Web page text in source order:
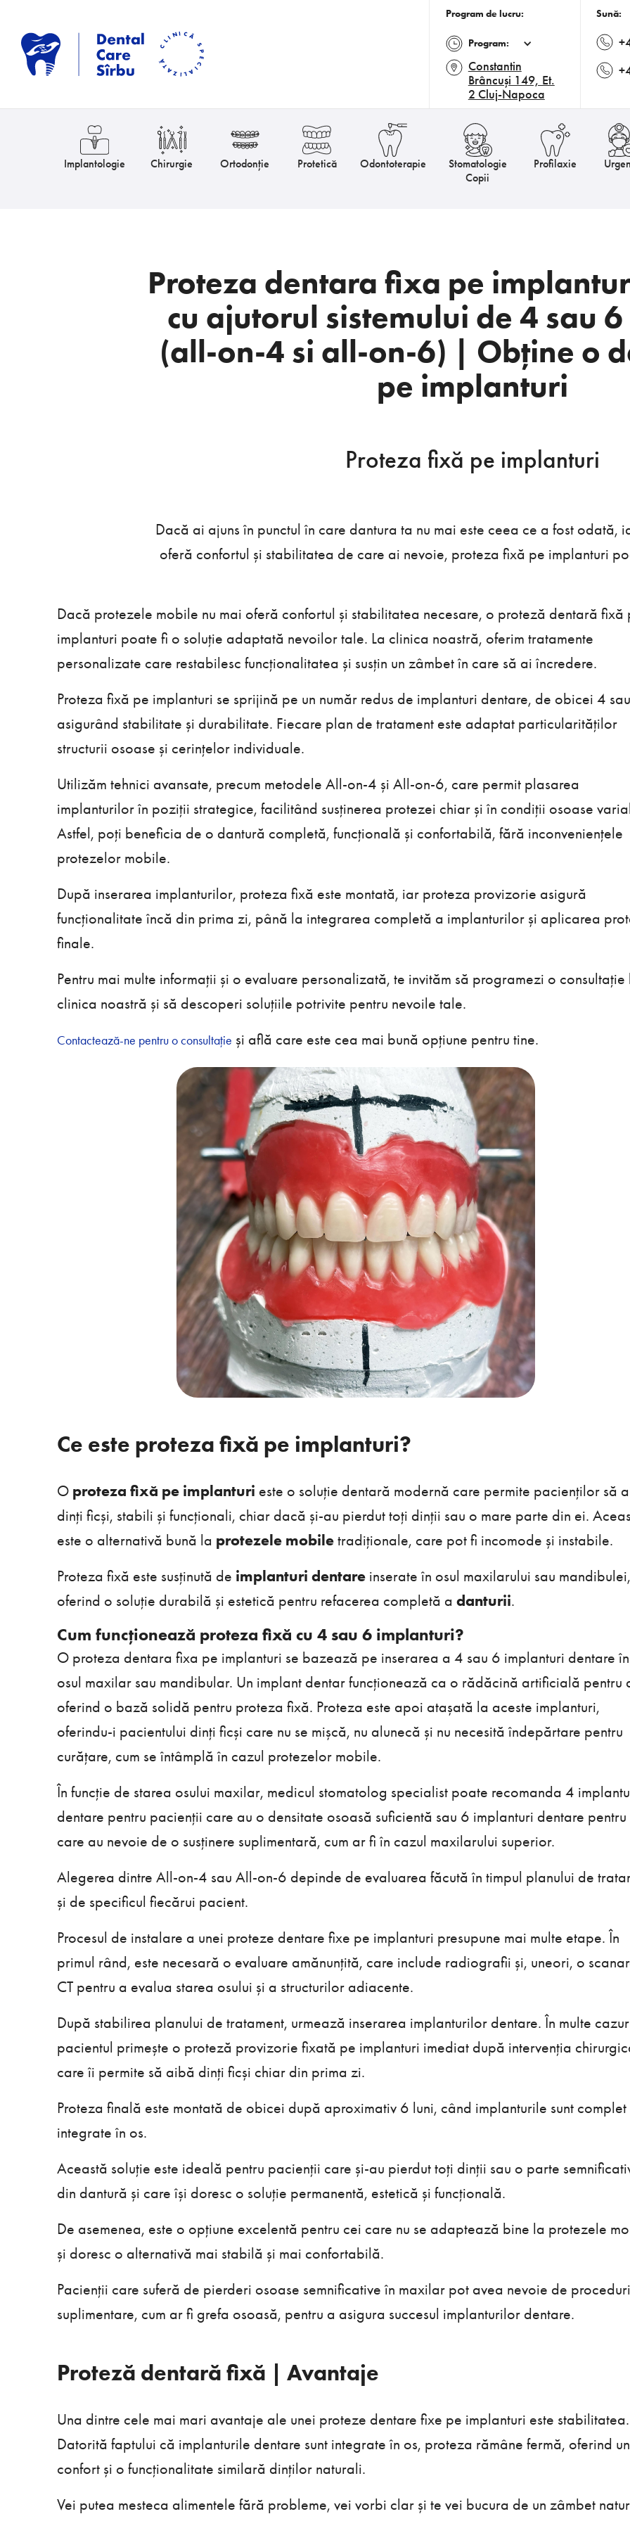
Program de lucru:
Program:
Constantin
Brâncuși 149, Et.
2 Cluj-Napoca
Sună:
Implantologie Chirurgie Ortodonție Protetică Odontoterapie
Stomatologie
Copii
Profilaxie
Proteza dentara fixa pe
cu ajutorul sistemului de 4 sau
(all-on-4 si all-on-6) | Obține o
pe implanturi
Proteza fixă pe implanturi
Dacă ai ajuns în punctul în care dantura ta nu mai este ceea ce a fost odată,
oferă confortul și stabilitatea de care ai nevoie, proteza fixă pe implanturi
Dacă protezele mobile nu mai oferă confortul și stabilitatea necesare, o proteză dentară fixă
implanturi poate fi o soluție adaptată nevoilor tale. La clinica noastră, oferim tratamente
personalizate care restabilesc funcționalitatea și susțin un zâmbet în care să ai încredere.
Proteza fixă pe implanturi se sprijină pe un număr redus de implanturi dentare, de obicei 4
asigurând stabilitate și durabilitate. Fiecare plan de tratament este adaptat particularităților
structurii osoase și cerințelor individuale.
Utilizăm tehnici avansate, precum metodele All-on-4 și All-on-6, care permit plasarea
implanturilor în poziții strategice, facilitând susținerea protezei chiar și în condiții osoase
Astfel, poți beneficia de o dantură completă, funcțională și confortabilă, fără inconveniențele
protezelor mobile.
După inserarea implanturilor, proteza fixă este montată, iar proteza provizorie asigură
funcționalitate încă din prima zi, până la integrarea completă a implanturilor și aplicarea
finale.
Pentru mai multe informații și o evaluare personalizată, te invităm să programezi o consultație
clinica noastră și să descoperi soluțiile potrivite pentru nevoile tale.
Contactează-ne pentru o consultație și află care este cea mai bună opțiune pentru tine.
Ce este proteza fixă pe implanturi?
O proteza fixă pe implanturi este o soluție dentară modernă care permite pacienților să
dinți ficși, stabili și funcționali, chiar dacă și-au pierdut toți dinții sau o mare parte din ei.
este o alternativă bună la protezele mobiletradiționale, care pot fi incomode și instabile.
Proteza fixă este susținută de implanturi dentareinserate în osul maxilarului sau mandibulei,
oferind o soluție durabilă și estetică pentru refacerea completă a danturii.
Cum funcționează proteza fixă cu 4 sau 6 implanturi?
O proteza dentara fixa pe implanturi se bazează pe inserarea a 4 sau 6 implanturi dentare în
osul maxilar sau mandibular. Un implant dentar funcționează ca o rădăcină artificială pentru
oferind o bază solidă pentru proteza fixă. Proteza este apoi atașată la aceste implanturi,
oferindu-i pacientului dinți ficși care nu se mișcă, nu alunecă și nu necesită îndepărtare pentru
curățare, cum se întâmplă în cazul protezelor mobile.
În funcție de starea osului maxilar, medicul stomatolog specialist poate recomanda 4
dentare pentru pacienții care au o densitate osoasă suficientă sau 6 implanturi dentare pentru
care au nevoie de o susținere suplimentară, cum ar fi în cazul maxilarului superior.
Alegerea dintre All-on-4 sau All-on-6 depinde de evaluarea făcută în timpul planului de
și de specificul fiecărui pacient.
Procesul de instalare a unei proteze dentare fixe pe implanturi presupune mai multe etape. În
primul rând, este necesară o evaluare amănunțită, care include radiografii și, uneori, o
CT pentru a evalua starea osului și a structurilor adiacente.
După stabilirea planului de tratament, urmează inserarea implanturilor dentare. În multe
pacientul primește o proteză provizorie fixată pe implanturi imediat după intervenția
care îi permite să aibă dinți ficși chiar din prima zi.
Proteza finală este montată de obicei după aproximativ 6 luni, când implanturile sunt complet
integrate în os.
Această soluție este ideală pentru pacienții care și-au pierdut toți dinții sau o parte
din dantură și care își doresc o soluție permanentă, estetică și funcțională.
De asemenea, este o opțiune excelentă pentru cei care nu se adaptează bine la protezele
și doresc o alternativă mai stabilă și mai confortabilă.
Pacienții care suferă de pierderi osoase semnificative în maxilar pot avea nevoie de proceduri
suplimentare, cum ar fi grefa osoasă, pentru a asigura succesul implanturilor dentare.
Proteză dentară fixă | Avantaje
Una dintre cele mai mari avantaje ale unei proteze dentare fixe pe implanturi este stabilitatea.
Datorită faptului că implanturile dentare sunt integrate în os, proteza rămâne fermă, oferind un
confort și o funcționalitate similară dinților naturali.
Vei putea mesteca alimentele fără probleme, vei vorbi clar și te vei bucura de un zâmbet